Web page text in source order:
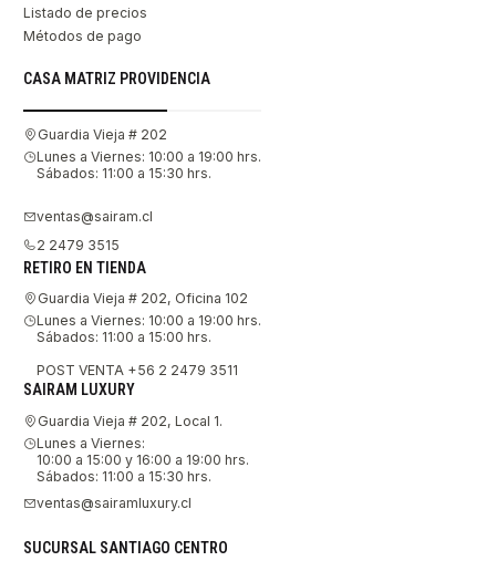
Listado de precios
Métodos de pago
CASA MATRIZ PROVIDENCIA
Guardia Vieja # 202
Lunes a Viernes: 10:00 a 19:00 hrs.
Sábados: 11:00 a 15:30 hrs.
ventas@sairam.cl
2 2479 3515
RETIRO EN TIENDA
Guardia Vieja # 202, Oficina 102
Lunes a Viernes: 10:00 a 19:00 hrs.
Sábados: 11:00 a 15:00 hrs.
POST VENTA +56 2 2479 3511
SAIRAM LUXURY
Guardia Vieja # 202, Local 1.
Lunes a Viernes:
10:00 a 15:00 y 16:00 a 19:00 hrs.
Sábados: 11:00 a 15:30 hrs.
ventas@sairamluxury.cl
SUCURSAL SANTIAGO CENTRO